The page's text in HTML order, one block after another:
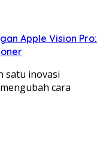
Apple Vision Pro:
satu inovasi
cara